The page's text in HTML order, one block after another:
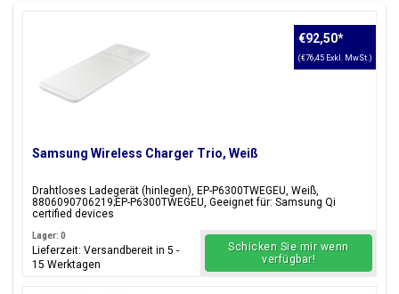
Samsung Wireless Charger Trio, Weiß
Drahtloses Ladegerät (hinlegen), EP-P6300TWEGEU, Weiß,
8806090706219;EP-P6300TWEGEU, Geeignet für: Samsung Qi
certified devices
€92,50*
(€76,45 Exkl. MwSt.)
Lager: 0
Lieferzeit: Versandbereit in 5 -
15 Werktagen
Schicken Sie mir wenn
verfügbar!